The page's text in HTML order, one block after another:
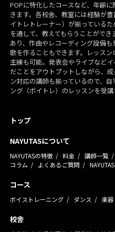
POPに特化したコースなど、年齢
きます。各校舎、教室には経験が
イトレトレーナー）が揃っている
を通して、教えてもらうことがで
あり、作曲やレコーディング設備
歌を作ることもできます。レッス
主練も可能。発表会やライブなど
だことをアウトプットしながら、
ン対応の講師も揃っているので、
ング（ボイトレ）のレッスンを受講
トップ
NAYUTASについて
NAYUTASの特徴 料金 講師一覧
コラム
よくあるご質問
コース
ボイストレーニング ダンス 楽器
校舎